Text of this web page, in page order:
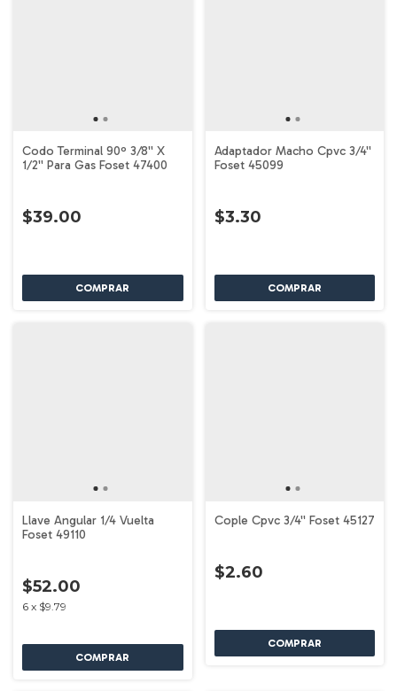
Codo Terminal 90º 3/8'' X
1/2'' Para Gas Foset 47400
$39.00
Adaptador Macho Cpvc 3/4''
Foset 45099
$3.30
Llave Angular 1/4 Vuelta
Foset 49110
$52.00
6 x $9.79
Cople Cpvc 3/4'' Foset 45127
$2.60